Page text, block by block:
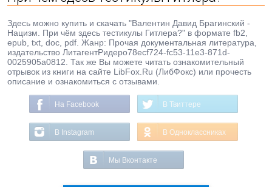
Здесь можно купить и скачать "Валентин Давид Брагинский -
Нацизм. При чём здесь тестикулы Гитлера?" в формате fb2,
epub, txt, doc, pdf. Жанр: Прочая документальная литература,
издательство ЛитагентРидеро78ecf724-fc53-11e3-871d-
0025905a0812. Так же Вы можете читать ознакомительный
отрывок из книги на сайте LibFox.Ru (ЛибФокс) или прочесть
описание и ознакомиться с отзывами.
На Facebook В Твиттере
В Instagram В Одноклассниках
Мы Вконтакте